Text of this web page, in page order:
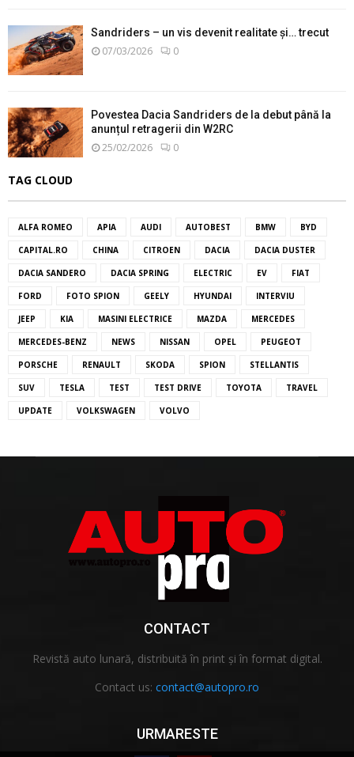
Sandriders – un vis devenit realitate și… trecut
07/03/2026 0
Povestea Dacia Sandriders de la debut până la
anunțul retragerii din W2RC
25/02/2026 0
TAG CLOUD
ALFA ROMEO APIA AUDI AUTOBEST BMW BYD
CAPITAL.RO CHINA CITROEN DACIA DACIA DUSTER
DACIA SANDERO DACIA SPRING ELECTRIC EV FIAT
FORD FOTO SPION GEELY HYUNDAI INTERVIU
JEEP KIA MASINI ELECTRICE MAZDA MERCEDES
MERCEDES-BENZ NEWS NISSAN OPEL PEUGEOT
PORSCHE RENAULT SKODA SPION STELLANTIS
SUV TESLA TEST TEST DRIVE TOYOTA TRAVEL
UPDATE VOLKSWAGEN VOLVO
CONTACT
Revistă auto lunară, distribuită în print și în format digital.
Contact us: contact@autopro.ro
URMARESTE